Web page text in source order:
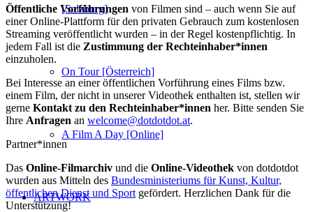
[Salzburg]
On Tour [Österreich]
A Film A Day [Online]
ARTWORK
Öffentliche Vorführungen von Filmen sind – auch wenn Sie auf
einer Online-Plattform für den privaten Gebrauch zum kostenlosen
Streaming veröffentlicht wurden – in der Regel kostenpflichtig. In
jedem Fall ist die Zustimmung der Rechteinhaber*innen
einzuholen.
Bei Interesse an einer öffentlichen Vorführung eines Films bzw.
einem Film, der nicht in unserer Videothek enthalten ist, stellen wir
gerne Kontakt zu den Rechteinhaber*innen her. Bitte senden Sie
Ihre Anfragen an welcome@dotdotdot.at.
Partner*innen
Das Online-Filmarchiv und die Online-Videothek von dotdotdot
wurden aus Mitteln des Bundesministeriums für Kunst, Kultur,
öffentlichen Dienst und Sport gefördert. Herzlichen Dank für die
Unterstützung!